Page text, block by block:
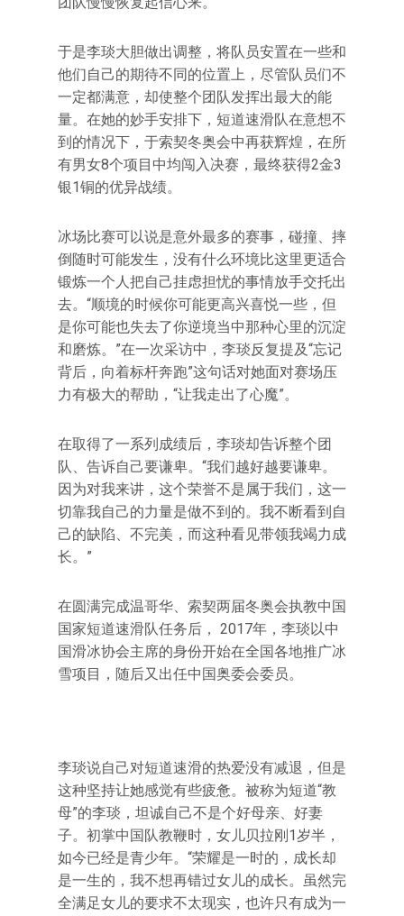
于是李琰大胆做出调整，将队员安置在一些和
他们自己的期待不同的位置上，尽管队员们不
一定都满意，却使整个团队发挥出最大的能
量。在她的妙手安排下，短道速滑队在意想不
到的情况下，于索契冬奥会中再获辉煌，在所
有男女8个项目中均闯入决赛，最终获得2金3
银1铜的优异战绩。
冰场比赛可以说是意外最多的赛事，碰撞、摔
倒随时可能发生，没有什么环境比这里更适合
锻炼一个人把自己挂虑担忧的事情放手交托出
去。“顺境的时候你可能更高兴喜悦一些，但
是你可能也失去了你逆境当中那种心里的沉淀
和磨炼。”在一次采访中，李琰反复提及“忘记
背后，向着标杆奔跑”这句话对她面对赛场压
力有极大的帮助，“让我走出了心魔”。
在取得了一系列成绩后，李琰却告诉整个团
队、告诉自己要谦卑。“我们越好越要谦卑。
因为对我来讲，这个荣誉不是属于我们，这一
切靠我自己的力量是做不到的。我不断看到自
己的缺陷、不完美，而这种看见带领我竭力成
长。”
在圆满完成温哥华、索契两届冬奥会执教中国
国家短道速滑队任务后， 2017年，李琰以中
国滑冰协会主席的身份开始在全国各地推广冰
雪项目，随后又出任中国奥委会委员。
李琰说自己对短道速滑的热爱没有减退，但是
这种坚持让她感觉有些疲惫。被称为短道“教
母”的李琰，坦诚自己不是个好母亲、好妻
子。初掌中国队教鞭时，女儿贝拉刚1岁半，
如今已经是青少年。“荣耀是一时的，成长却
是一生的，我不想再错过女儿的成长。虽然完
全满足女儿的要求不太现实，也许只有成为一